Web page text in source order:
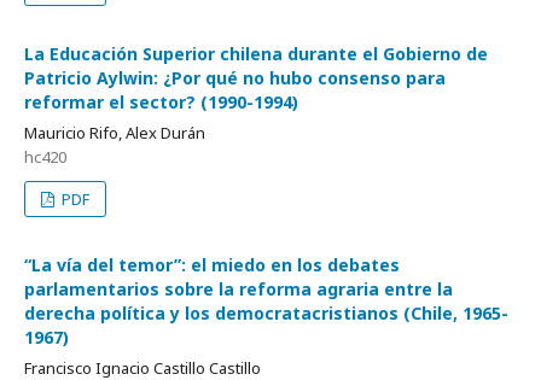
La Educación Superior chilena durante el Gobierno de
Patricio Aylwin: ¿Por qué no hubo consenso para
reformar el sector? (1990-1994)
Mauricio Rifo, Alex Durán
hc420
PDF
“La vía del temor”: el miedo en los debates
parlamentarios sobre la reforma agraria entre la
derecha política y los democratacristianos (Chile, 1965-
1967)
Francisco Ignacio Castillo Castillo